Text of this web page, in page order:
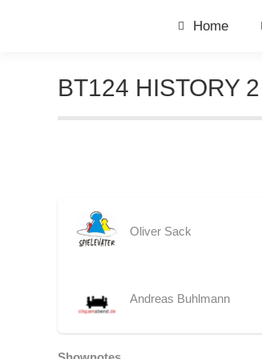
Home
BT124 HISTORY 2
Oliver Sack
Andreas Buhlmann